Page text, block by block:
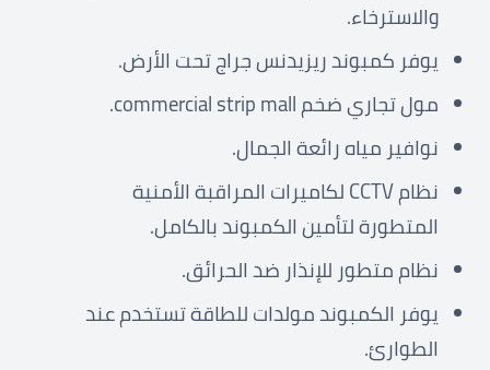
والاسترخاء.
يوفر كمبوند ريزيدنس جراج تحت الأرض.
مول تجاري ضخم commercial strip mall.
نوافير مياه رائعة الجمال.
نظام CCTV لكاميرات المراقبة الأمنية
المتطورة لتأمين الكمبوند بالكامل.
نظام متطور للإنذار ضد الحرائق.
يوفر الكمبوند مولدات للطاقة تستخدم عند
الطوارئ.